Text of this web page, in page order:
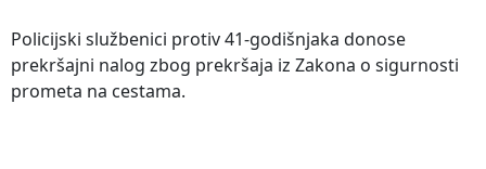
Policijski službenici protiv 41-godišnjaka donose
prekršajni nalog zbog prekršaja iz Zakona o sigurnosti
prometa na cestama.